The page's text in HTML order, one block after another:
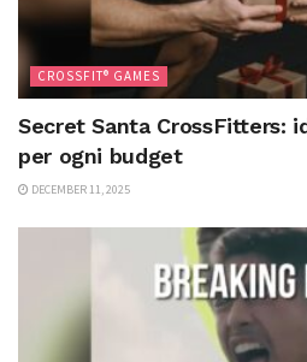
CROSSFIT® GAMES
Secret Santa CrossFitters:
per ogni budget
DECEMBER 11, 2025